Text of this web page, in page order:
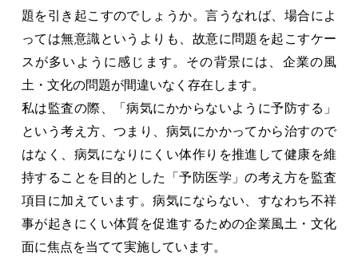
題を引き起こすのでしょうか。言うなれば、場合によ
っては無意識というよりも、故意に問題を起こすケー
スが多いように感じます。その背景には、企業の風
土・文化の問題が間違いなく存在します。
私は監査の際、「病気にかからないように予防する」
という考え方、つまり、病気にかかってから治すので
はなく、病気になりにくい体作りを推進して健康を維
持することを目的とした「予防医学」の考え方を監査
項目に加えています。病気にならない、すなわち不祥
事が起きにくい体質を促進するための企業風土・文化
面に焦点を当てて実施しています。